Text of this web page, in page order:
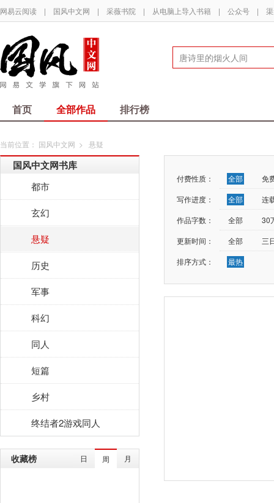
网易云阅读 | 国风中文网 | 采薇书院 | 从电脑上导入书籍 | 公众号 |
首页 全部作品 排行榜
当前位置： 国风中文网 > 悬疑
国风中文网书库
都市
玄幻
悬疑
历史
军事
科幻
同人
短篇
乡村
终结者2游戏同人
收藏榜 日 周 月
付费性质： 全部
免
写作进度：
全部
连
作品字数：
全部
30
更新时间：
全部
三
排序方式：
最热